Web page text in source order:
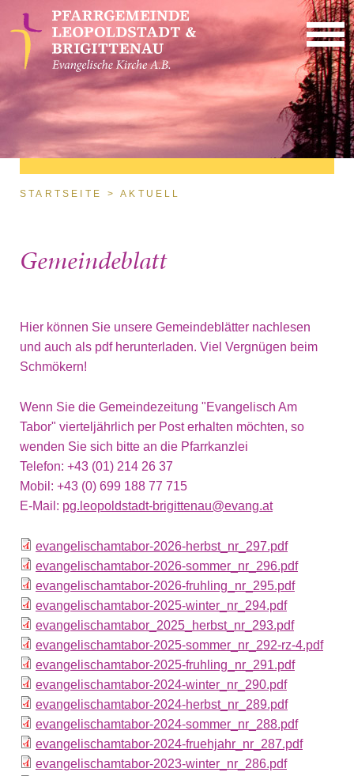
Direkt zum Inhalt
Sie sind hier
STARTSEITE AKTUELL
Gemeindeblatt
Hier können Sie unsere Gemeindeblätter nachlesen
und auch als pdf herunterladen. Viel Vergnügen beim
Schmökern!
Wenn Sie die Gemeindezeitung "Evangelisch Am
Tabor" vierteljährlich per Post erhalten möchten, so
wenden Sie sich bitte an die Pfarrkanzlei
Telefon: +43 (01) 214 26 37
Mobil: +43 (0) 699 188 77 715
E-Mail: pg.leopoldstadt-brigittenau@evang.at
evangelischamtabor-2026-herbst_nr_297.pdf
evangelischamtabor-2026-sommer_nr_296.pdf
evangelischamtabor-2026-fruhling_nr_295.pdf
evangelischamtabor-2025-winter_nr_294.pdf
evangelischamtabor_2025_herbst_nr_293.pdf
evangelischamtabor-2025-sommer_nr_292-rz-4.pdf
evangelischamtabor-2025-fruhling_nr_291.pdf
evangelischamtabor-2024-winter_nr_290.pdf
evangelischamtabor-2024-herbst_nr_289.pdf
evangelischamtabor-2024-sommer_nr_288.pdf
evangelischamtabor-2024-fruehjahr_nr_287.pdf
evangelischamtabor-2023-winter_nr_286.pdf